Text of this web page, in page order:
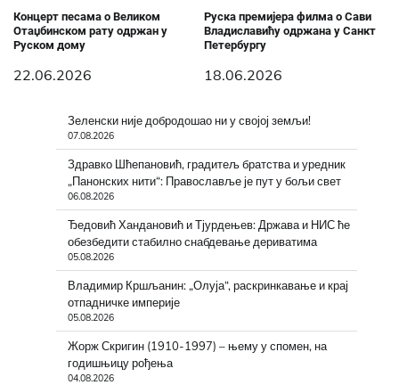
Концерт песама о Великом
Отаџбинском рату одржан у
Руском дому
22.06.2026
Руска премијера филма о Сави
Владиславићу одржана у Санкт
Петербургу
18.06.2026
Зеленски није добродошао ни у својој земљи!
07.08.2026
Здравко Шћепановић, градитељ братства и уредник
„Панонских нити“: Православље је пут у бољи свет
06.08.2026
Ђедовић Хандановић и Тјурдењев: Држава и НИС ће
обезбедити стабилно снабдевање дериватима
05.08.2026
Владимир Кршљанин: „Олуја“, раскринкавање и крај
отпадничке империје
05.08.2026
Жорж Скригин (1910-1997) – њему у спомен, на
годишњицу рођења
04.08.2026